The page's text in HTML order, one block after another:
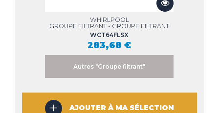
WHIRLPOOL
GROUPE FILTRANT - GROUPE FILTRANT
WCT64FLSX
283,68 €
Autres "Groupe filtrant"
AJOUTER À MA SÉLECTION